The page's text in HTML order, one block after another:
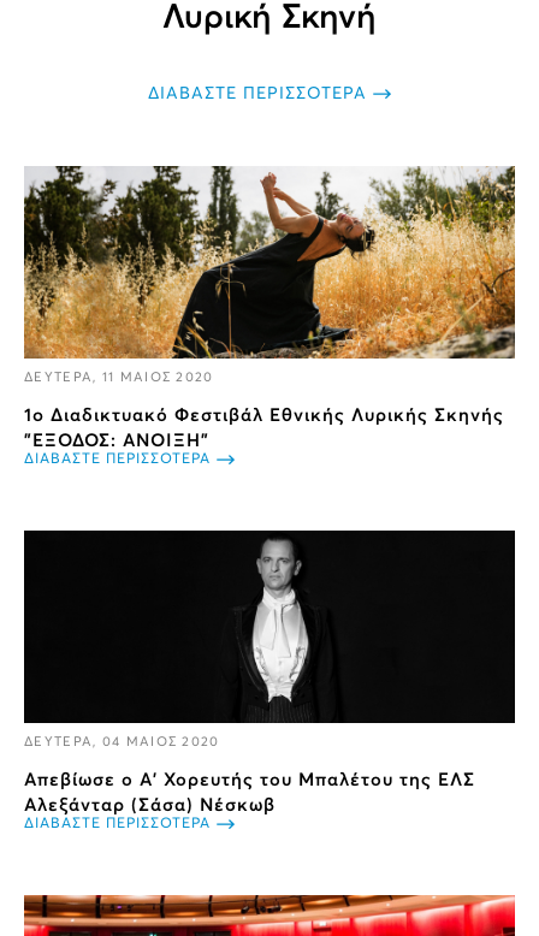
Λυρική Σκηνή
ΔΙΑΒΑΣΤΕ ΠΕΡΙΣΣΟΤΕΡΑ
ΔΕΥΤΕΡΑ, 11 ΜΑΙΟΣ 2020
1o Διαδικτυακό Φεστιβάλ Εθνικής Λυρικής Σκηνής
"ΕΞΟΔΟΣ: ΑΝΟΙΞΗ"
ΔΙΑΒΑΣΤΕ ΠΕΡΙΣΣΟΤΕΡΑ
ΔΕΥΤΕΡΑ, 04 ΜΑΙΟΣ 2020
Απεβίωσε ο Α' Χορευτής του Μπαλέτου της ΕΛΣ
Αλεξάνταρ (Σάσα) Νέσκωβ
ΔΙΑΒΑΣΤΕ ΠΕΡΙΣΣΟΤΕΡΑ